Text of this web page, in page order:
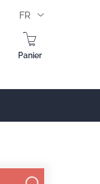
FR
Panier